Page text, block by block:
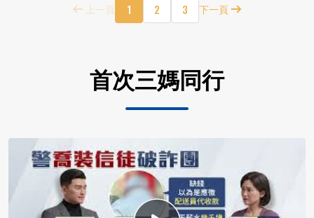
上一頁 1 2 3 下一頁
首次三媽同行